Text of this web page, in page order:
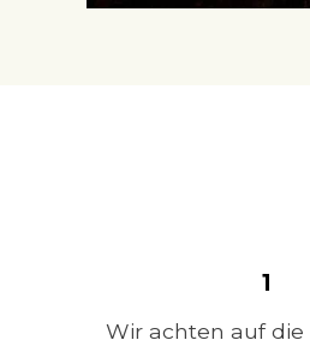
1
Wir achten auf die